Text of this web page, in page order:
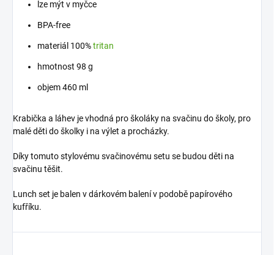
lze mýt v myčce
BPA-free
materiál 100%tritan
hmotnost 98 g
objem 460 ml
Krabička a láhev je vhodná pro školáky na svačinu do školy, pro
malé děti do školky i na výlet a procházky.
Díky tomuto stylovému svačinovému setu se budou děti na
svačinu těšit.
Lunch set je balen v dárkovém balení v podobě papírového
kufříku.